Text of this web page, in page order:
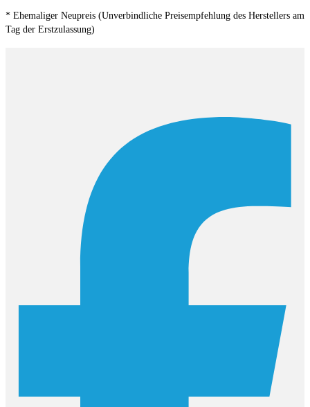
* Ehemaliger Neupreis (Unverbindliche Preisempfehlung des Herstellers am
Tag der Erstzulassung)